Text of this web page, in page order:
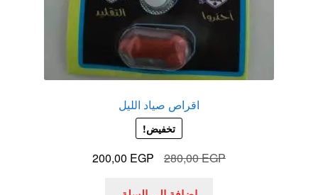
اقراص صياد الليل
تخفيض!
280,00EGP
السعر 200,00 EGP
السعر